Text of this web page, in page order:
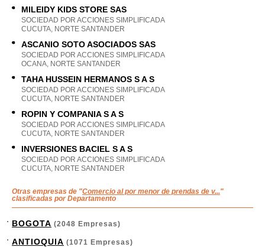
MILEIDY KIDS STORE SAS
SOCIEDAD POR ACCIONES SIMPLIFICADA
CUCUTA, NORTE SANTANDER
ASCANIO SOTO ASOCIADOS SAS
SOCIEDAD POR ACCIONES SIMPLIFICADA
OCANA, NORTE SANTANDER
TAHA HUSSEIN HERMANOS S A S
SOCIEDAD POR ACCIONES SIMPLIFICADA
CUCUTA, NORTE SANTANDER
ROPIN Y COMPANIA S A S
SOCIEDAD POR ACCIONES SIMPLIFICADA
CUCUTA, NORTE SANTANDER
INVERSIONES BACIEL S A S
SOCIEDAD POR ACCIONES SIMPLIFICADA
CUCUTA, NORTE SANTANDER
Otras empresas de "Comercio al por menor de prendas de v..."
clasificadas por Departamento
BOGOTA (2048 Empresas)
ANTIOQUIA (1071 Empresas)